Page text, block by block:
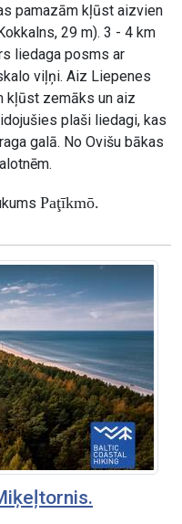
pamazām kļūst aizvien
29 m). 3 - 4 km
liedaga posms ar
viļņi. Aiz Liepenes
kļūst zemāks un aiz
plaši liedagi, kas
galā. No Ovišu bākas
Paţīkmō.